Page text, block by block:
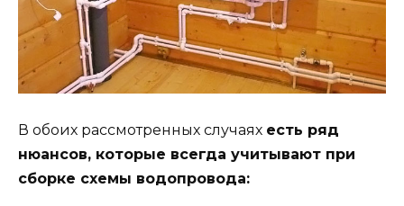
В обоих рассмотренных случаях есть ряд
нюансов, которые всегда учитывают при
сборке схемы водопровода: